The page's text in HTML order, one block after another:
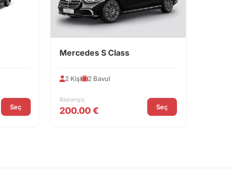
Seç
Mercedes S Class
2 Kişi 2 Bavul
Başlangıç
200.00 € Seç